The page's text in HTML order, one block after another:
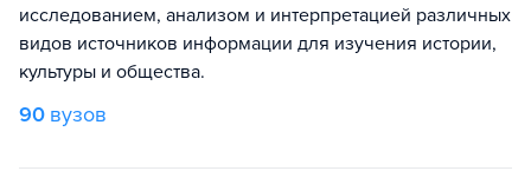
исследованием, анализом и интерпретацией различных
видов источников информации для изучения истории,
культуры и общества.
90 вузов